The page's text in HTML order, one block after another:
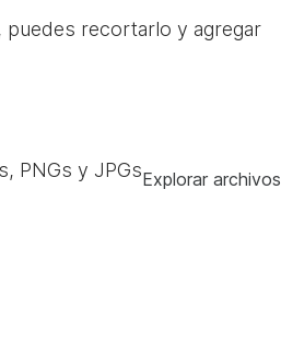
puedes recortarlo y agregar
PNGs y JPGsExplorar archivos